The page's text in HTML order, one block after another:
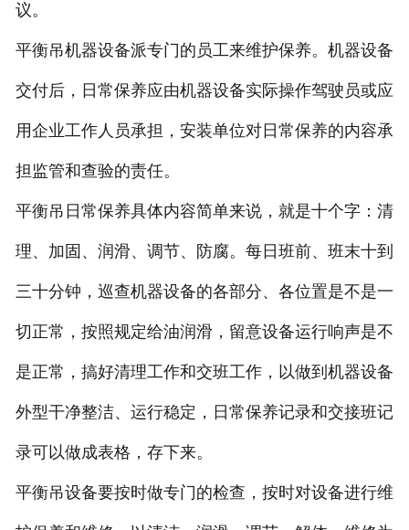
议。
平衡吊机器设备派专门的员工来维护保养。机器设备
交付后，日常保养应由机器设备实际操作驾驶员或应
用企业工作人员承担，安装单位对日常保养的内容承
担监管和查验的责任。
平衡吊日常保养具体内容简单来说，就是十个字：清
理、加固、润滑、调节、防腐。每日班前、班末十到
三十分钟，巡查机器设备的各部分、各位置是不是一
切正常，按照规定给油润滑，留意设备运行响声是不
是正常，搞好清理工作和交班工作，以做到机器设备
外型干净整洁、运行稳定，日常保养记录和交接班记
录可以做成表格，存下来。
平衡吊设备要按时做专门的检查，按时对设备进行维